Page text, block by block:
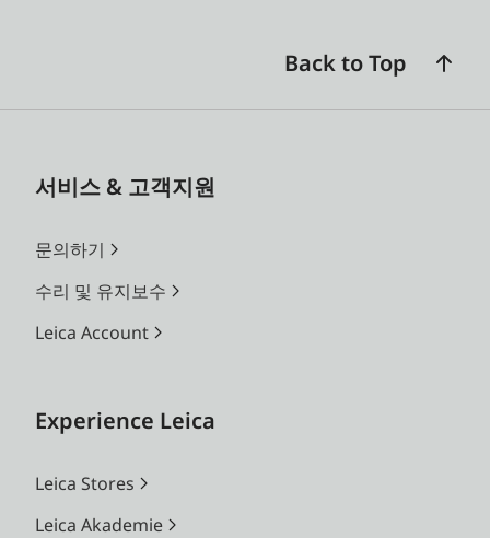
Back to Top
서비스 & 고객지원
문의하기
수리 및 유지보수
Leica Account
Experience Leica
Leica Stores
Leica Akademie